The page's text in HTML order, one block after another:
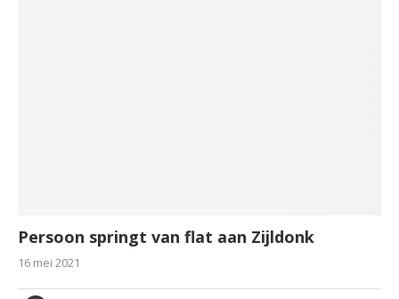
Persoon springt van flat aan Zijldonk
16 mei 2021